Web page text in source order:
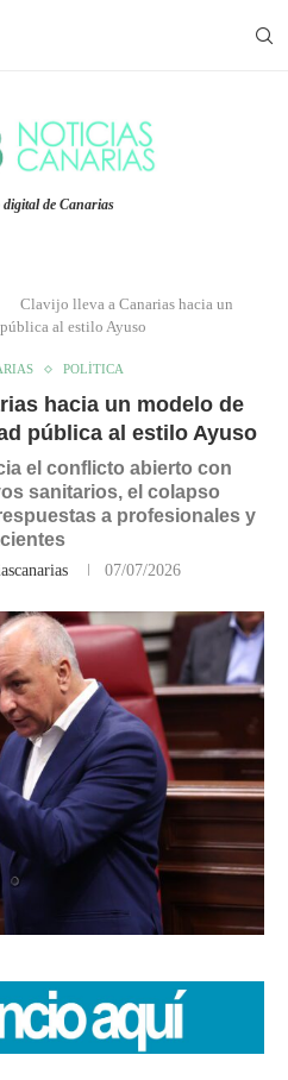
de Canarias
Clavijo lleva a Canarias hacia un
al estilo Ayuso
POLÍTICA
hacia un modelo de
pública al estilo Ayuso
el conflicto abierto con
sanitarios, el colapso
a profesionales y
07/07/2026